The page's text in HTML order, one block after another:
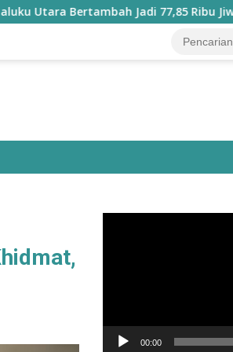
Bertambah Jadi 77,85 Ribu Jiwa
00:00